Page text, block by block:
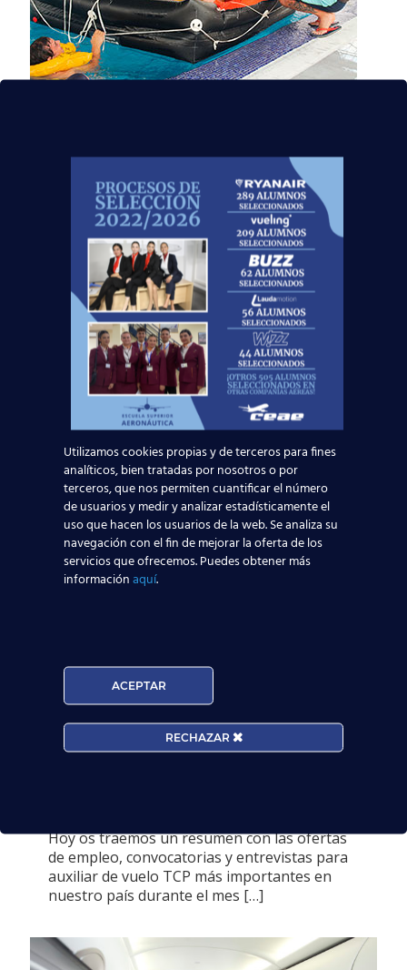
Contenido del curso
TCP: Así son nuestras
prácticas
Para una correcta y adecuada asimilación de
los conceptos teóricos por parte de nuestro
alumnado, en nuestros centros incluímos un
bloque práctico para el curso Tripulante
Convocatorias y
Hoy os traemos un resumen con las ofertas
de empleo, convocatorias y entrevistas para
auxiliar de vuelo TCP más importantes en
nuestro país durante el mes […]
Utilizamos cookies propias y de terceros para fines
analíticos, bien tratadas por nosotros o por
terceros, que nos permiten cuantificar el número
de usuarios y medir y analizar estadísticamente el
uso que hacen los usuarios de la web. Se analiza su
navegación con el fin de mejorar la oferta de los
servicios que ofrecemos. Puedes obtener más
informaciónaquí.
ACEPTAR
RECHAZAR